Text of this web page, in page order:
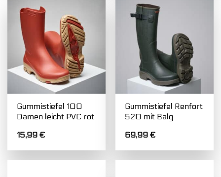
Gummistiefel 100
Damen leicht PVC rot
15,99€
Gummistiefel Renfort
520 mit Balg
69,99€